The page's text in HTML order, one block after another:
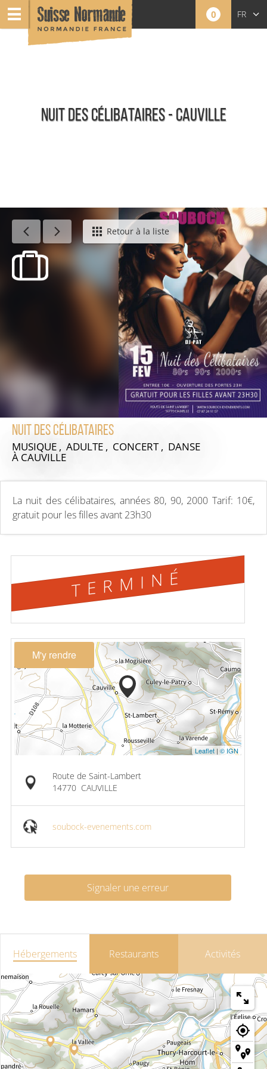
0 FR
NUIT DES CÉLIBATAIRES - CAUVILLE
Événements Retour à la liste
Nuit des célibataires
MUSIQUE , ADULTE , CONCERT , DANSE
À CAUVILLE
La nuit des célibataires, années 80, 90, 2000 Tarif: 10€,
gratuit pour les filles avant 23h30
TERMINÉ
M'y rendre
Leaflet | © IGN
Route de Saint-Lambert
14770 CAUVILLE
soubock-evenements.com
Signaler une erreur
Hébergements Restaurants Activités